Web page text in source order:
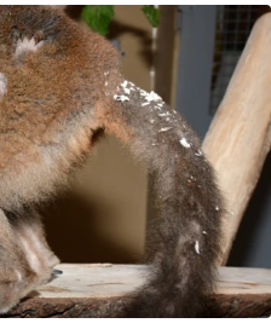
Podle autorky publikace
předcházelo 13 let
vychází u příležitosti
na královské město,
Chalupová.